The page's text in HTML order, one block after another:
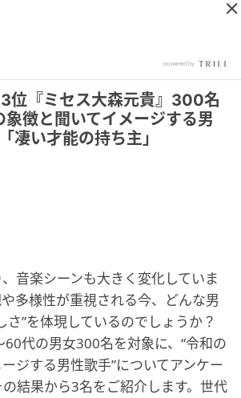
位『ミセス大森元貴』300名
象徴と聞いてイメージする男
凄い才能の持ち主」
音楽シーンも大きく変化していま
多様性が重視される今、どんな男
さ”を体現しているのでしょうか？
代の男女300名を対象に、“令和の
ジする男性歌手”についてアンケー
結果から3名をご紹介します。世代